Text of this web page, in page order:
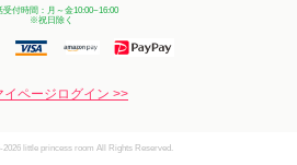
受付時間：月～金10:00~16:00
※祝日除く
イページログイン >>
little princess room All Rights Reserved.